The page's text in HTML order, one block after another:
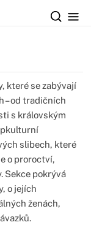
které se zabývají
– od tradičních
s královským
slibech, které
o proroctví,
Sekce pokrývá
o jejích
ženách,